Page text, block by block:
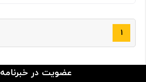
۱
عضویت در خبرنامه